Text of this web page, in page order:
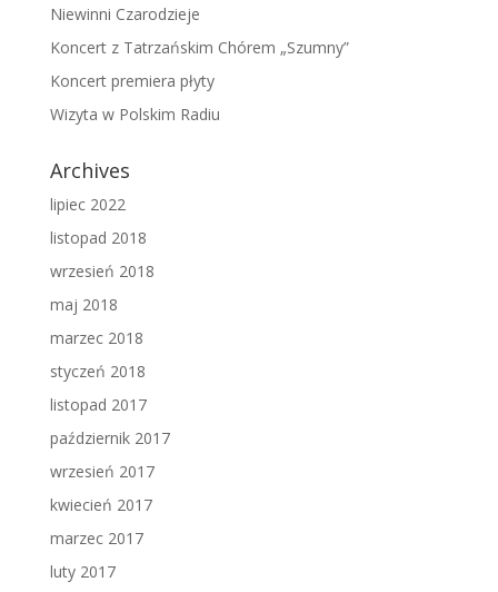
Niewinni Czarodzieje
Koncert z Tatrzańskim Chórem „Szumny”
Koncert premiera płyty
Wizyta w Polskim Radiu
Archives
lipiec 2022
listopad 2018
wrzesień 2018
maj 2018
marzec 2018
styczeń 2018
listopad 2017
październik 2017
wrzesień 2017
kwiecień 2017
marzec 2017
luty 2017